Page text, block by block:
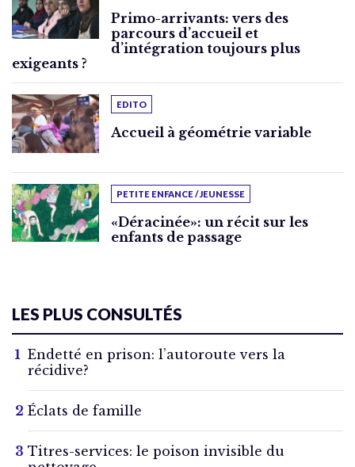
Primo-arrivants: vers des
parcours d’accueil et
d’intégration toujours plus
exigeants ?
EDITO
Accueil à géométrie variable
PETITE ENFANCE / JEUNESSE
«Déracinée»: un récit sur les
enfants de passage
LES PLUS CONSULTÉS
Endetté en prison: l’autoroute vers la
récidive?
Éclats de famille
Titres-services: le poison invisible du